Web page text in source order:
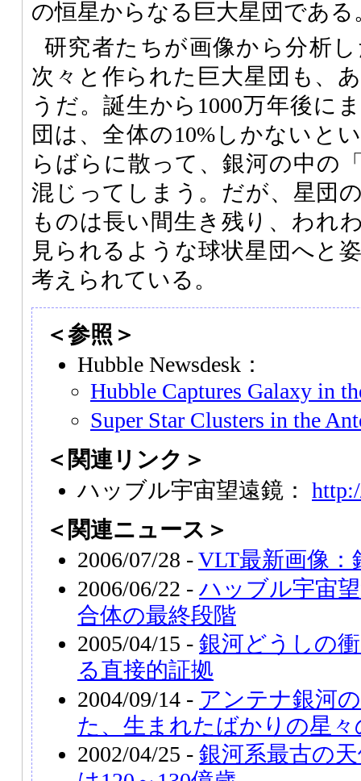
の恒星からなる巨大星団である
研究者たちが画像から分析
次々と作られた巨大星団も、
うだ。誕生から1000万年後に
団は、全体の10%しかないと
らばらに散って、銀河の中の
混じってしまう。だが、星団
ものは長い間生き残り、われ
見られるような球状星団へと
考えられている。
＜参照＞
Hubble Newsdesk：
Hubble Captures Galaxy in
Super Star Clusters in the
＜関連リンク＞
ハッブル宇宙望遠鏡：
＜関連ニュース＞
2006/07/28 -VLT最新画像
2006/06/22 - ハッブル宇宙
合体の最終段階
2005/04/15 - 銀河どうしの
る直接的証拠
2004/09/14 - アンテナ銀河
た、生まれたばかりの星々
2002/04/25 - 銀河系最古の